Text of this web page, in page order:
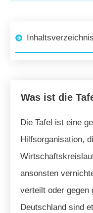
Inhaltsverzeichnis
Was ist die
Die Tafel ist eine
Hilfsorganisation,
ansonsten
verteilt oder gegen
Deutschland sind